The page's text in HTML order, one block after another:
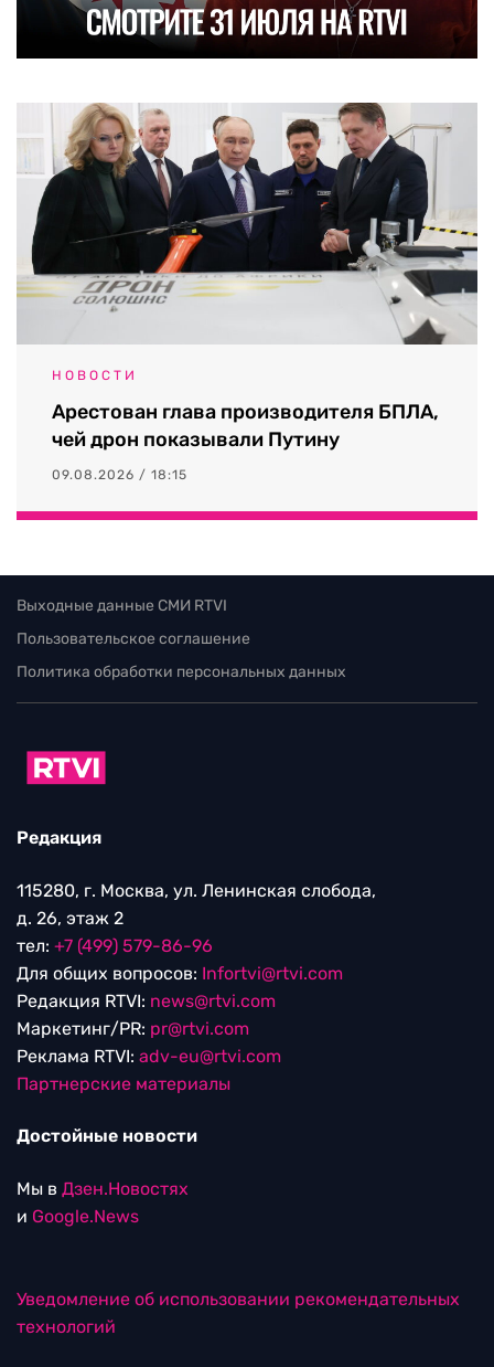
НОВОСТИ
Арестован глава производителя БПЛА,
чей дрон показывали Путину
09.08.2026 / 18:15
Выходные данные СМИ RTVI
Пользовательское соглашение
Политика обработки персональных данных
Редакция
115280, г. Москва, ул. Ленинская слобода,
д. 26, этаж 2
тел: +7 (499) 579-86-96
Для общих вопросов: Infortvi@rtvi.com
Редакция RTVI: news@rtvi.com
Маркетинг/PR: pr@rtvi.com
Реклама RTVI: adv-eu@rtvi.com
Партнерские материалы
Достойные новости
Мы в Дзен.Новостях
и Google.News
Уведомление об использовании рекомендательных
технологий